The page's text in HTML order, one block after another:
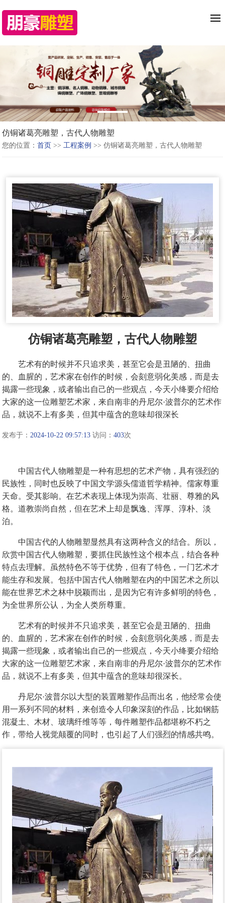
仿铜诸葛亮雕塑，古代人物雕塑
您的位置：首页 >>工程案例 >> 仿铜诸葛亮雕塑，古代人物雕塑
仿铜诸葛亮雕塑，古代人物雕塑
艺术有的时候并不只追求美，甚至它会是丑陋的、扭曲
的、血腥的，艺术家在创作的时候，会刻意弱化美感，而是去
揭露一些现象，或者输出自己的一些观点，今天小绛要介绍给
大家的这一位雕塑艺术家，来自南非的丹尼尔·波普尔的艺术作
品，就说不上有多美，但其中蕴含的意味却很深长
发布于：2024-10-22 09:57:13 访问：403次
中国古代人物雕塑是一种有思想的艺术产物，具有强烈的
民族性，同时也反映了中国文学源头儒道哲学精神。儒家尊重
天命。受其影响。在艺术表现上体现为崇高、壮丽、尊雅的风
格。道教崇尚自然，但在艺术上却是飘逸、浑厚、淳朴、淡
泊。
中国古代的人物雕塑显然具有这两种含义的结合。所以，
欣赏中国古代人物雕塑，要抓住民族性这个根本点，结合各种
特点去理解。虽然特色不等于优势，但有了特色，一门艺术才
能生存和发展。包括中国古代人物雕塑在内的中国艺术之所以
能在世界艺术之林中脱颖而出，是因为它有许多鲜明的特色，
为全世界所公认，为全人类所尊重。
艺术有的时候并不只追求美，甚至它会是丑陋的、扭曲
的、血腥的，艺术家在创作的时候，会刻意弱化美感，而是去
揭露一些现象，或者输出自己的一些观点，今天小绛要介绍给
大家的这一位雕塑艺术家，来自南非的丹尼尔·波普尔的艺术作
品，就说不上有多美，但其中蕴含的意味却很深长。
丹尼尔·波普尔以大型的装置雕塑作品而出名，他经常会使
用一系列不同的材料，来创造令人印象深刻的作品，比如钢筋
混凝土、木材、玻璃纤维等等，每件雕塑作品都堪称不朽之
作，带给人视觉颠覆的同时，也引起了人们强烈的情感共鸣。